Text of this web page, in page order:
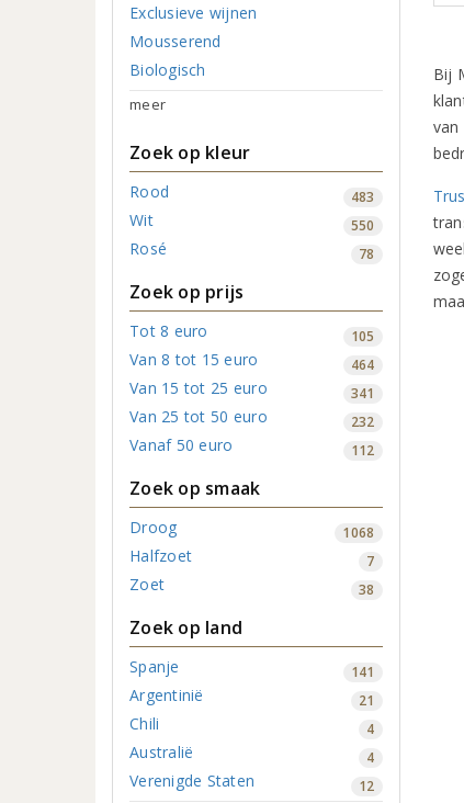
Exclusieve wijnen
Mousserend
Biologisch
meer
Zoek op kleur
Rood 483
Wit 550
Rosé 78
Zoek op prijs
Tot 8 euro 105
Van 8 tot 15 euro 464
Van 15 tot 25 euro 341
Van 25 tot 50 euro 232
Vanaf 50 euro 112
Zoek op smaak
Droog 1068
Halfzoet 7
Zoet 38
Zoek op land
Spanje 141
Argentinië 21
Chili 4
Australië 4
Verenigde Staten 12
Bij
van